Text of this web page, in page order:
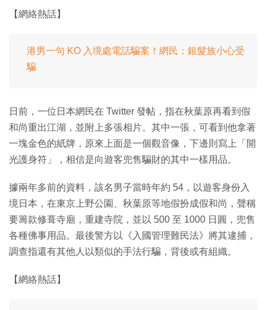
【網絡熱話】
港男一句 KO 入境處電話騙案！網民：銀髮族小心受
騙
日前，一位日本網民在 Twitter 發帖，指在秋葉原再看到假
和尚重出江湖，並附上多張相片。其中一張，可看到他拿著
一塊金色的紙牌，原來上面是一個觀音像，下邊則寫上「開
光護身符」，相信是向遊客兜售騙財的其中一樣用品。
據兩年多前的資料，該名男子當時年約 54，以遊客身份入
境日本，在東京上野公園、秋葉原等地假扮成假和尚，聲稱
要籌款修葺寺廟，重建寺院，並以 500 至 1000 日圓，兜售
各種佛事用品。最後警方以《入國管理難民法》將其逮捕，
調查指還有其他人以類似的手法行騙，背後或有組織。
【網絡熱話】